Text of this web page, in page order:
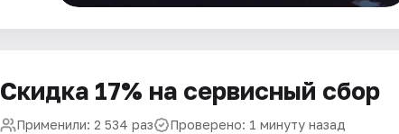
Скидка 17% на сервисный сбор
Применили: 2 534 раз Проверено: 1 минуту назад